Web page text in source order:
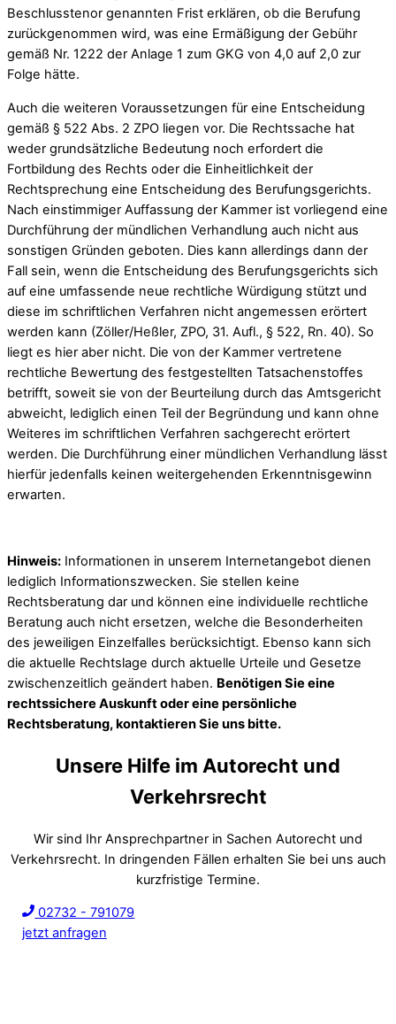
Beschlusstenor genannten Frist erklären, ob die Berufung
zurückgenommen wird, was eine Ermäßigung der Gebühr
gemäß Nr. 1222 der Anlage 1 zum GKG von 4,0 auf 2,0 zur
Folge hätte.
Auch die weiteren Voraussetzungen für eine Entscheidung
gemäß § 522 Abs. 2 ZPO liegen vor. Die Rechtssache hat
weder grundsätzliche Bedeutung noch erfordert die
Fortbildung des Rechts oder die Einheitlichkeit der
Rechtsprechung eine Entscheidung des Berufungsgerichts.
Nach einstimmiger Auffassung der Kammer ist vorliegend eine
Durchführung der mündlichen Verhandlung auch nicht aus
sonstigen Gründen geboten. Dies kann allerdings dann der
Fall sein, wenn die Entscheidung des Berufungsgerichts sich
auf eine umfassende neue rechtliche Würdigung stützt und
diese im schriftlichen Verfahren nicht angemessen erörtert
werden kann (Zöller/Heßler, ZPO, 31. Aufl., § 522, Rn. 40). So
liegt es hier aber nicht. Die von der Kammer vertretene
rechtliche Bewertung des festgestellten Tatsachenstoffes
betrifft, soweit sie von der Beurteilung durch das Amtsgericht
abweicht, lediglich einen Teil der Begründung und kann ohne
Weiteres im schriftlichen Verfahren sachgerecht erörtert
werden. Die Durchführung einer mündlichen Verhandlung lässt
hierfür jedenfalls keinen weitergehenden Erkenntnisgewinn
erwarten.
Hinweis: Informationen in unserem Internetangebot dienen
lediglich Informationszwecken. Sie stellen keine
Rechtsberatung dar und können eine individuelle rechtliche
Beratung auch nicht ersetzen, welche die Besonderheiten
des jeweiligen Einzelfalles berücksichtigt. Ebenso kann sich
die aktuelle Rechtslage durch aktuelle Urteile und Gesetze
zwischenzeitlich geändert haben. Benötigen Sie eine
rechtssichere Auskunft oder eine persönliche
Rechtsberatung, kontaktieren Sie uns bitte.
Unsere Hilfe im Autorecht und
Verkehrsrecht
Wir sind Ihr Ansprechpartner in Sachen Autorecht und
Verkehrsrecht. In dringenden Fällen erhalten Sie bei uns auch
kurzfristige Termine.
02732 - 791079
jetzt anfragen